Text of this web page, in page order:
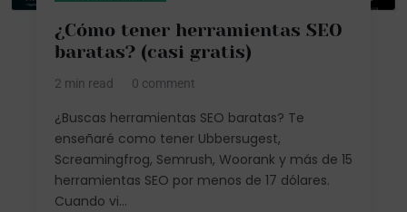
¿Cómo tener herramientas SEO
baratas? (casi gratis)
2 min read 0 comment
¿Buscas herramientas SEO baratas? Te
enseñaré como tener Ubbersugest,
Screamingfrog, Semrush, Woorank y más de 15
herramientas SEO por menos de 17 dólares.
Cuando vi...